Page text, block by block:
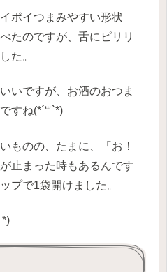
ポイつまみやすい形状
たのですが、舌にピリリ
た。
いですが、お酒のおつま
すね(*´꒳`*)
ものの、たまに、「お！
止まった時もあるんです
プで1袋開けました。
*)